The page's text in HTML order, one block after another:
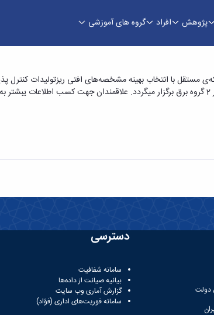
پژوهش افراد گروه های آموزشی
عملکرد بهینه ریزشبکه‌ی مستقل با
لک - دانشکده فنی و مهندسی
مستقل با انتخاب بهینه مشخصه‌های افتی ریزتولیدات
دولت
دسترسی
سامانه شفافیت
بیانیه صیانت از داده‌ها
گزارش آماری وب‌ سایت
سامانه فوریت‌های اداری (فؤاد)